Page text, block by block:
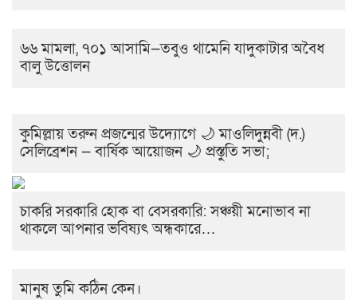
৬৬ মামলা, ৭০১ আসামি—তবুও থামেনি যাদুকাটার অবৈধ
বালু উত্তোলন
কুমিল্লায় তরুন প্রজন্মের উদ্যোগে 🌙 মাওলিদুন্নবী (দ.)
সেলিব্রেশন — বার্ষিক আয়োজন 🌙 প্রস্তুতি সভা;
চাকরি সরকারি হোক বা বেসরকারি: সঞ্চয়ী মনোভাব না
থাকলে আপনার ভবিষ্যৎ অন্ধকারে…
মানুষ তুমি কঠিন কেন।